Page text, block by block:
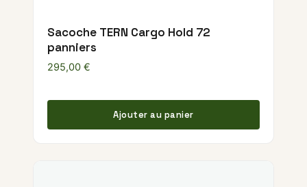
Sacoche TERN Cargo Hold 72
panniers
295,00 €
Ajouter au panier